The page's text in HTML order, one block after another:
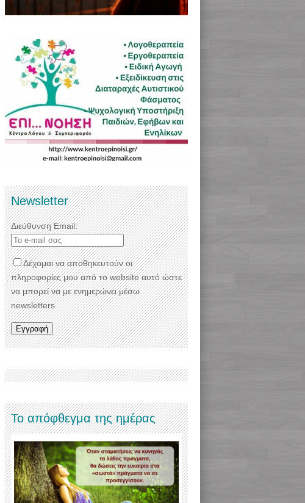
Newsletter
Διεύθυνση Email:
Δέχομαι να αποθηκευτούν οι
πληροφορίες μου από το website αυτό ώστε
να μπορεί να με ενημερώνει μέσω
newsletters
Το απόφθεγμα της ημέρας